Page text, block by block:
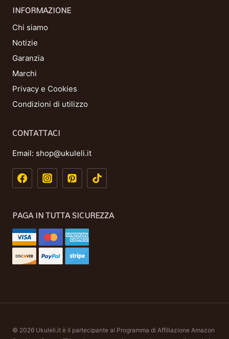
INFORMAZIONE
Chi siamo
Notizie
Garanzia
Marchi
Privacy e Cookies
Condizioni di utilizzo
CONTATTACI
Email: shop@ukuleli.it
PAGA IN TUTTA SICUREZZA
© 2026 Ukuleli.it è il partecipante al Programma di Affiliazione Amazon